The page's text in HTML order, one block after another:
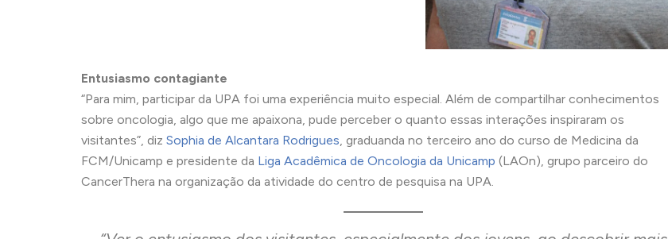
Entusiasmo contagiante
“Para mim, participar da UPA foi uma experiência muito especial. Além de compartilhar conhecimentos
sobre oncologia, algo que me apaixona, pude perceber o quanto essas interações inspiraram os
visitantes”, diz Sophia de Alcantara Rodrigues, graduanda no terceiro ano do curso de Medicina da
FCM/Unicamp e presidente da Liga Acadêmica de Oncologia da Unicamp (LAOn), grupo parceiro do
CancerThera na organização da atividade do centro de pesquisa na UPA.